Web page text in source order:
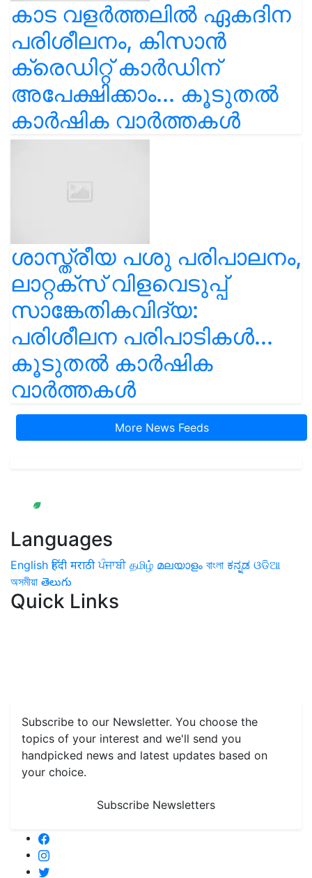
കാട വളര്‍ത്തലിൽ ഏകദിന
പരിശീലനം, കിസാൻ
ക്രെഡിറ്റ് കാർഡിന്
അപേക്ഷിക്കാം... കൂടുതൽ
കാർഷിക വാർത്തകൾ
ശാസ്ത്രീയ പശു പരിപാലനം,
ലാറ്റക്സ് വിളവെടുപ്പ്
സാങ്കേതികവിദ്യ:
പരിശീലന പരിപാടികൾ...
കൂടുതൽ കാർഷിക
വാർത്തകൾ
More News Feeds
Languages
English हिंदी मराठी ਪੰਜਾਬੀ தமிழ் മലയാളം বাংলা ಕನ್ನಡ ଓଡିଆ
অসমীয়া తెలుగు
Quick Links
Subscribe to our Newsletter. You choose the
topics of your interest and we'll send you
handpicked news and latest updates based on
your choice.
Subscribe Newsletters